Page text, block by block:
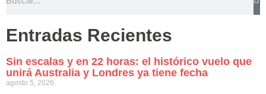
Entradas Recientes
Sin escalas y en 22 horas: el histórico vuelo que
unirá Australia y Londres ya tiene fecha
agosto 5, 2026